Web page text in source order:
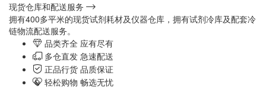
现货仓库和配送服务
拥有400多平米的现货试剂耗材及仪器仓库，拥有试剂冷库及配套冷
链物流配送服务。
品类齐全 应有尽有
多仓直发 急速配送
正品行货 品质保证
轻松购物 畅选无忧